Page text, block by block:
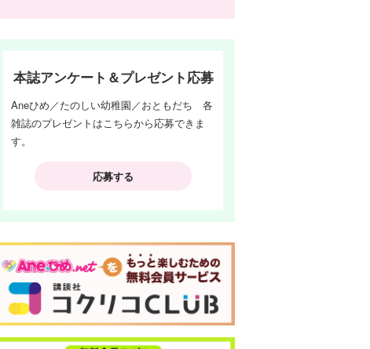
本誌アンケート＆プレゼント応募
Aneひめ／たのしい幼稚園／おともだち 各
雑誌のプレゼントはこちらから応募できま
す。
応募する